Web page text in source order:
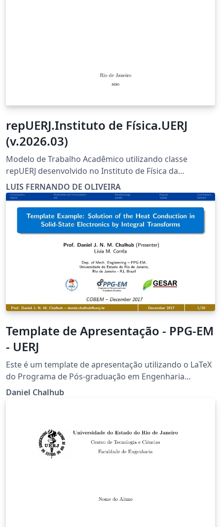
repUERJ.Instituto de Física.UERJ
(v.2026.03)
Modelo de Trabalho Acadêmico utilizando classe
repUERJ desenvolvido no Instituto de Física da
Universidade do Estado do Rio de Janeiro (UERJ) para
elaboração de teses, dissertação e trabalhos de
conclusão de curso (TCC).
LUIS FERNANDO DE OLIVEIRA
Template de Apresentação - PPG-EM
- UERJ
Este é um template de apresentação utilizando o LaTeX
do Programa de Pós-graduação em Engenharia
Mecânica (PPG-EM) da Universidade do Estado do Rio
Daniel Chalhub